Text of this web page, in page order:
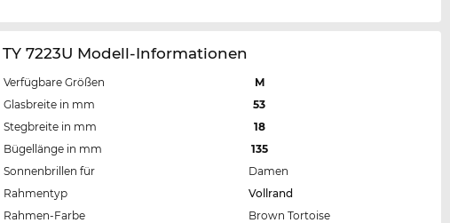
TY 7223U Modell-Informationen
Verfügbare Größen
M
Glasbreite in mm
53
Stegbreite in mm
18
Bügellänge in mm
135
Sonnenbrillen für
Damen
Rahmentyp
Vollrand
Rahmen-Farbe
Brown Tortoise